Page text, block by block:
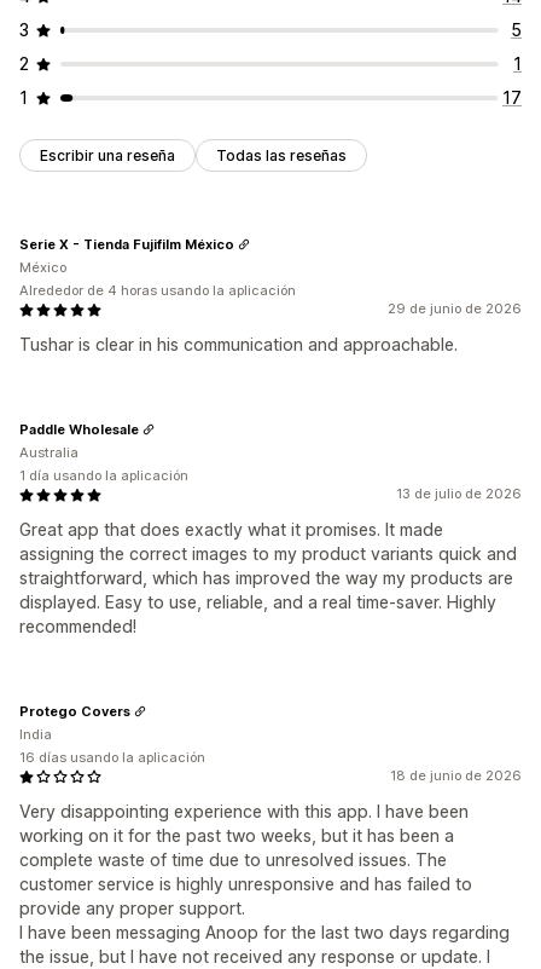
3
5
2
1
1
17
Escribir una reseña Todas las reseñas
29 de junio de 2026
Tushar is clear in his communication and approachable.
Serie X - Tienda Fujifilm México
México
Alrededor de 4 horas usando la aplicación
13 de julio de 2026
Great app that does exactly what it promises. It made
assigning the correct images to my product variants quick and
straightforward, which has improved the way my products are
displayed. Easy to use, reliable, and a real time-saver. Highly
recommended!
Paddle Wholesale
Australia
1 día usando la aplicación
18 de junio de 2026
Very disappointing experience with this app. I have been
working on it for the past two weeks, but it has been a
complete waste of time due to unresolved issues. The
customer service is highly unresponsive and has failed to
provide any proper support.
I have been messaging Anoop for the last two days regarding
the issue, but I have not received any response or update. I
Protego Covers
India
16 días usando la aplicación